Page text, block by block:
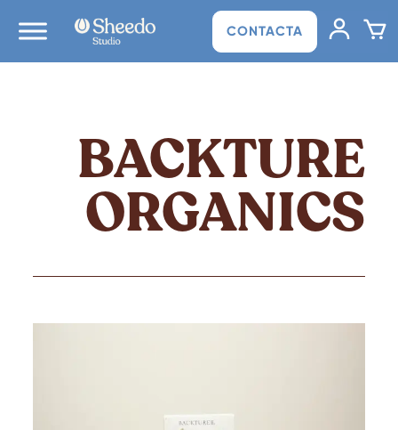
CONTACTA
BACKTURE
ORGANICS